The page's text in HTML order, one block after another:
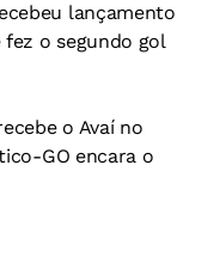
lançamento
o segundo gol
o Avaí no
GO encara o